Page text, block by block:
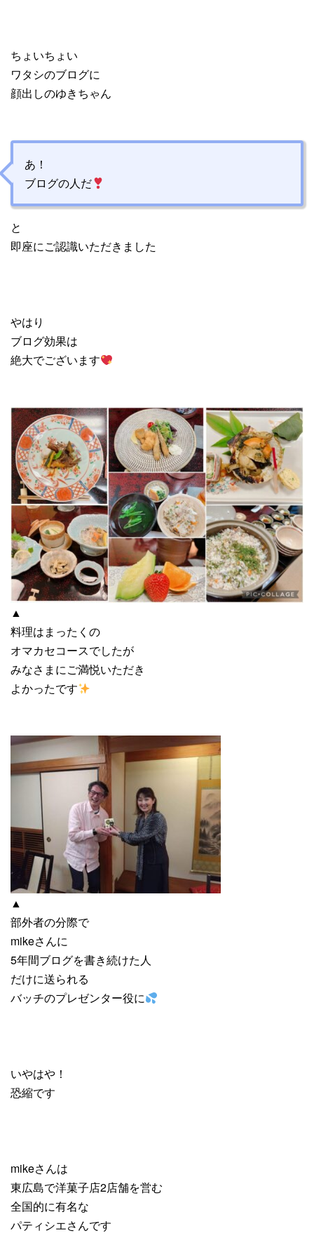
ちょいちょい
ワタシのブログに
顔出しのゆきちゃん
あ！
ブログの人だ
と
即座にご認識いただきました
やはり
ブログ効果は
絶大でございます
▲
料理はまったくの
オマカセコースでしたが
みなさまにご満悦いただき
よかったです
▲
部外者の分際で
mikeさんに
5年間ブログを書き続けた人
だけに送られる
バッチのプレゼンター役に
いやはや！
恐縮です
mikeさんは
東広島で洋菓子店2店舗を営む
全国的に有名な
パティシエさんです